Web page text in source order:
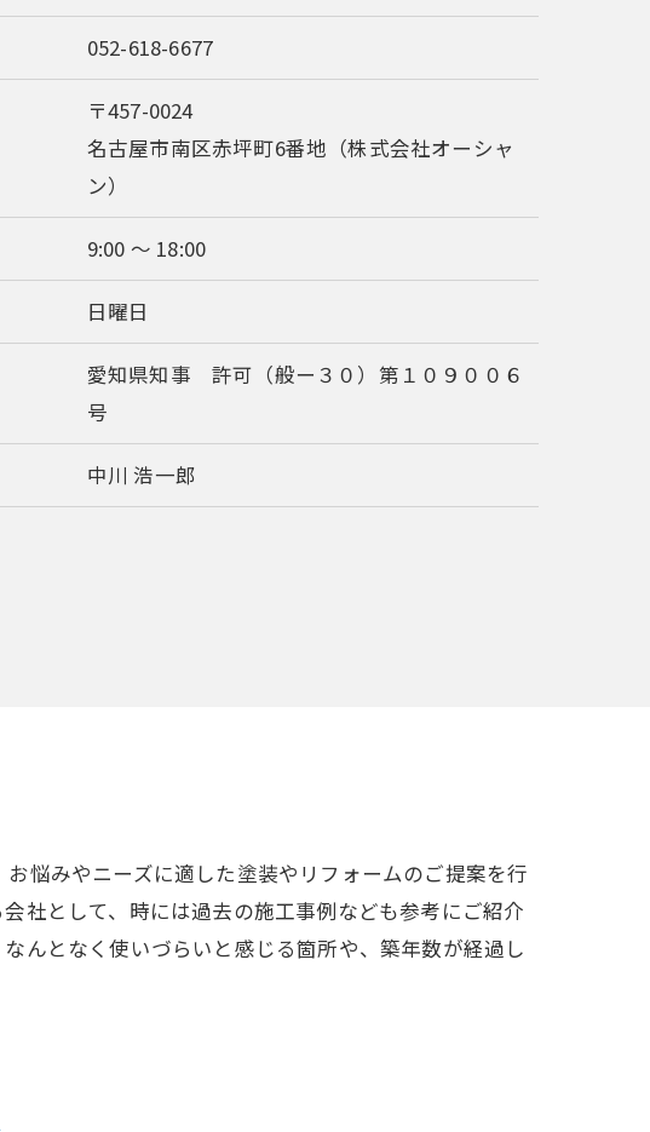
052-618-6677
〒457-0024
名古屋市南区赤坪町6番地（株式会社オーシャ
ン）
9:00 ～ 18:00
日曜日
愛知県知事 許可（般ー３０）第１０９００６
号
中川 浩一郎
悩みやニーズに適した塗装やリフォームのご提案を行
社として、時には過去の施工事例なども参考にご紹介
んとなく使いづらいと感じる箇所や、築年数が経過し